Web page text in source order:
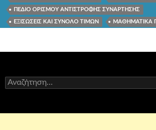
ΠΕΔΙΟ ΟΡΙΣΜΟΥ ΑΝΤΙΣΤΡΟΦΗΣ ΣΥΝΑΡΤΗΣΗΣ
ΕΞΙΣΩΣΕΙΣ ΚΑΙ ΣΥΝΟΛΟ ΤΙΜΩΝ ΜΑΘΗΜΑΤΙΚΑ
Αναζήτηση
για: